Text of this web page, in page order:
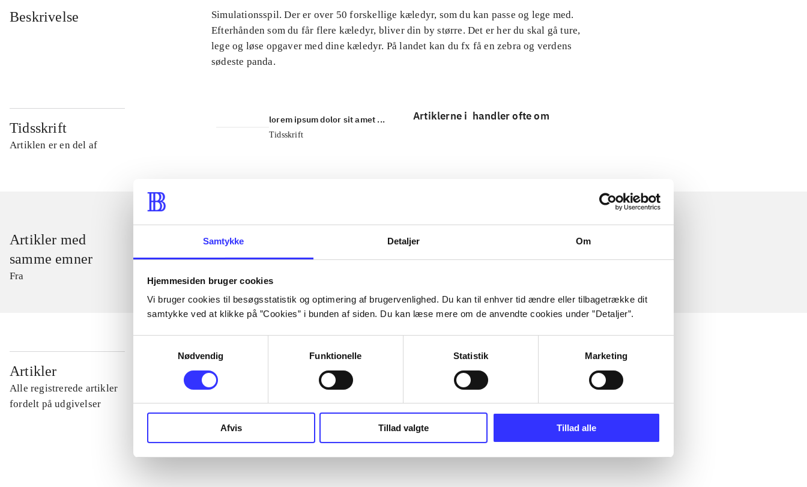
Samtykke Detaljer Om
Hjemmesiden bruger cookies
Vi bruger cookies til besøgsstatistik og optimering af brugervenlighed. Du kan til enhver tid ændre eller tilbagetrække dit
samtykke ved at klikke på ”Cookies” i bunden af siden. Du kan læse mere om de anvendte cookies under ”Detaljer”.
Nødvendig
Funktionelle Statistik Marketing
Afvis Tillad valgte Tillad alle
Beskrivelse
Simulationsspil. Der er over 50 forskellige kæledyr, som du kan passe og lege med.
Efterhånden som du får flere kæledyr, bliver din by større. Det er her du skal gå ture,
lege og løse opgaver med dine kæledyr. På landet kan du fx få en zebra og verdens
sødeste panda.
Tidsskrift
Artiklen er en del af
lorem ipsum dolor sit amet ...
Tidsskrift
Artiklerne i handler ofte om
Artikler med
samme emner
Fra
Artikler
Alle registrerede artikler
fordelt på udgivelser
...
...
...